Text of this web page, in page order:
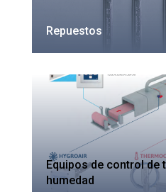
Repuestos
Equipos de control de
humedad